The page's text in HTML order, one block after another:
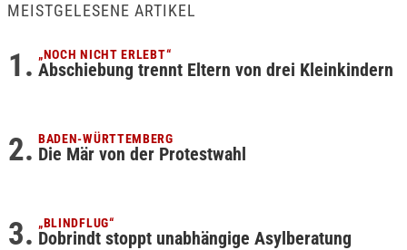
MEISTGELESENE ARTIKEL
„NOCH NICHT ERLEBT“
Abschiebung trennt Eltern von drei Kleinkindern
BADEN-WÜRTTEMBERG
Die Mär von der Protestwahl
„BLINDFLUG“
Dobrindt stoppt unabhängige Asylberatung